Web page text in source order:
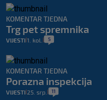
KOMENTAR TJEDNA
Trg pet spremnika
VIJESTI 1. kol. 5
KOMENTAR TJEDNA
Porazna inspekcija
VIJESTI 25. srp. 11